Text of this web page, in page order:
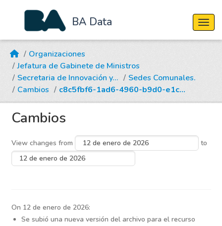
Skip to main content
BA Data
Organizaciones
Jefatura de Gabinete de Ministros
Secretaria de Innovación y...
Sedes Comunales.
Cambios
c8c5fbf6-1ad6-4960-b9d0-e1c...
Cambios
View changes from to
On 12 de enero de 2026:
Se subió una nueva versión del archivo para el recurso